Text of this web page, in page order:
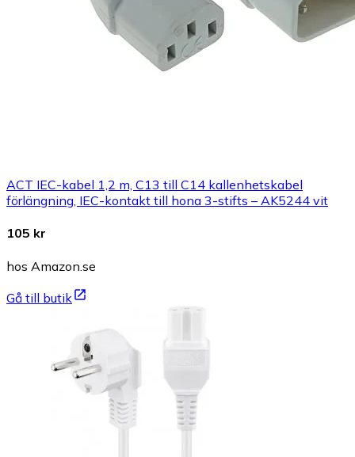
ACT IEC-kabel 1,2 m, C13 till C14 kallenhetskabel
förlängning, IEC-kontakt till hona 3-stifts – AK5244 vit
105 kr
hos Amazon.se
Gå till butik